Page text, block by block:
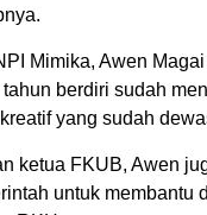
Mimika, Awen
berdiri sudah
yang sudah
ketua FKUB, Awen
untuk membantu